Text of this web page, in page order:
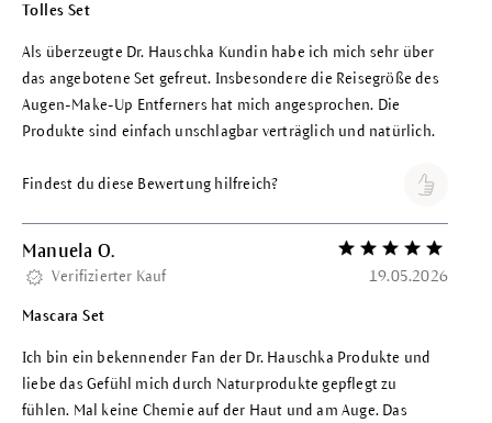
Tolles Set
Als überzeugte Dr. Hauschka Kundin habe ich mich sehr über
das angebotene Set gefreut. Insbesondere die Reisegröße des
Augen-Make-Up Entferners hat mich angesprochen. Die
Produkte sind einfach unschlagbar verträglich und natürlich.
Findest du diese Bewertung hilfreich?
Manuela O. Bewertung mit 5
Verifizierter Kauf 19.05.2026
Mascara Set
Ich bin ein bekennender Fan der Dr. Hauschka Produkte und
liebe das Gefühl mich durch Naturprodukte gepflegt zu
fühlen. Mal keine Chemie auf der Haut und am Auge. Das